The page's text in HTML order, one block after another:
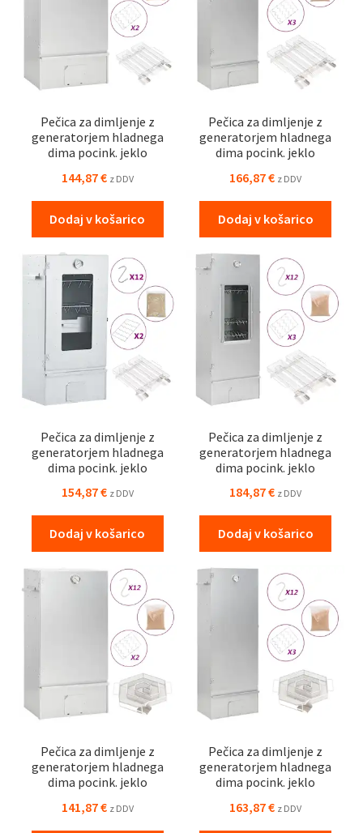
Pečica za dimljenje z
generatorjem hladnega
dima pocink. jeklo
144,87€ z DDV
Dodaj v košarico
Pečica za dimljenje z
generatorjem hladnega
dima pocink. jeklo
166,87€ z DDV
Dodaj v košarico
Pečica za dimljenje z
generatorjem hladnega
dima pocink. jeklo
154,87€ z DDV
Dodaj v košarico
Pečica za dimljenje z
generatorjem hladnega
dima pocink. jeklo
184,87€ z DDV
Dodaj v košarico
Pečica za dimljenje z
generatorjem hladnega
dima pocink. jeklo
141,87€ z DDV
Pečica za dimljenje z
generatorjem hladnega
dima pocink. jeklo
163,87€ z DDV